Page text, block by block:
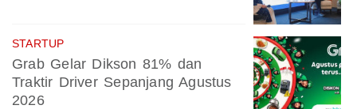
STARTUP
Grab Gelar Dikson 81% dan
Traktir Driver Sepanjang Agustus
2026